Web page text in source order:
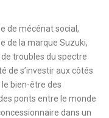
de mécénat social,
de la marque Suzuki,
troubles du spectre
de s’investir aux côtés
bien-être des
ponts entre le monde
dans un